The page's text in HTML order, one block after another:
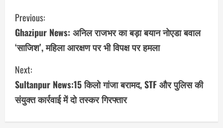
C
o
n
t
i
n
Previous:
Ghazipur News: अनिल राजभर का बड़ा बयान नोएडा बवाल
‘साजिश’, महिला आरक्षण पर भी विपक्ष पर हमला
Next:
Sultanpur News:15 किलो गांजा बरामद, STF और पुलिस की
संयुक्त कार्रवाई में दो तस्कर गिरफ्तार